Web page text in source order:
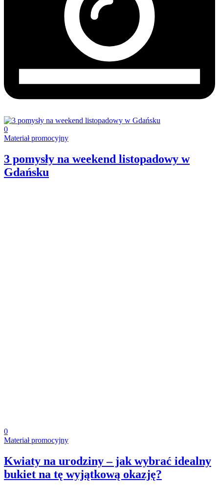
0
Materiał promocyjny
3 pomysły na weekend listopadowy w
Gdańsku
0
Materiał promocyjny
Kwiaty na urodziny – jak wybrać idealny
bukiet na tę wyjątkową okazję?